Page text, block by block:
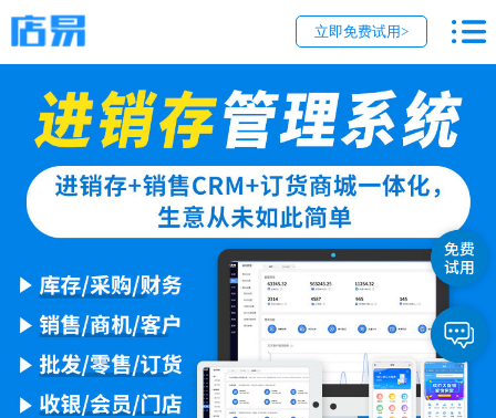
立即免费试用>